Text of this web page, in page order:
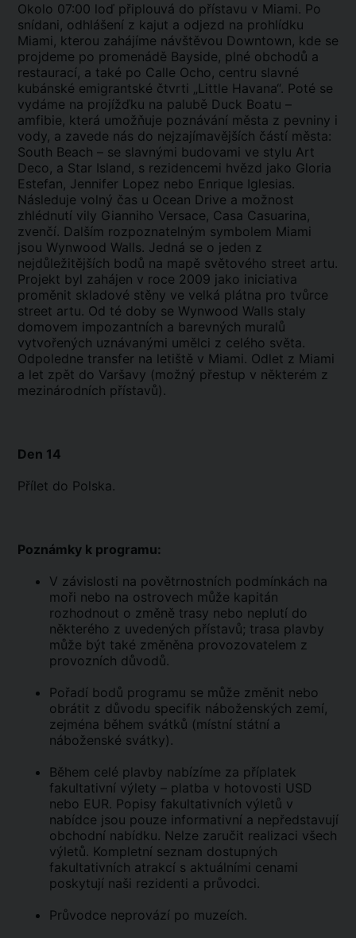
Okolo 07:00 loď připlouvá do přístavu v Miami. Po
snídani, odhlášení z kajut a odjezd na prohlídku
Miami, kterou zahájíme návštěvou Downtown, kde se
projdeme po promenádě Bayside, plné obchodů a
restaurací, a také po Calle Ocho, centru slavné
kubánské emigrantské čtvrti „Little Havana“. Poté se
vydáme na projížďku na palubě Duck Boatu –
amfibie, která umožňuje poznávání města z pevniny i
vody, a zavede nás do nejzajímavějších částí města:
South Beach – se slavnými budovami ve stylu Art
Deco, a Star Island, s rezidencemi hvězd jako Gloria
Estefan, Jennifer Lopez nebo Enrique Iglesias.
Následuje volný čas u Ocean Drive a možnost
zhlédnutí vily Gianniho Versace, Casa Casuarina,
zvenčí. Dalším rozpoznatelným symbolem Miami
jsou Wynwood Walls. Jedná se o jeden z
nejdůležitějších bodů na mapě světového street artu.
Projekt byl zahájen v roce 2009 jako iniciativa
proměnit skladové stěny ve velká plátna pro tvůrce
street artu. Od té doby se Wynwood Walls staly
domovem impozantních a barevných muralů
vytvořených uznávanými umělci z celého světa.
Odpoledne transfer na letiště v Miami. Odlet z Miami
a let zpět do Varšavy (možný přestup v některém z
mezinárodních přístavů).
Den 14
Přílet do Polska.
Poznámky k programu:
V závislosti na povětrnostních podmínkách na
moři nebo na ostrovech může kapitán
rozhodnout o změně trasy nebo neplutí do
některého z uvedených přístavů; trasa plavby
může být také změněna provozovatelem z
provozních důvodů.
Pořadí bodů programu se může změnit nebo
obrátit z důvodu specifik náboženských zemí,
zejména během svátků (místní státní a
náboženské svátky).
Během celé plavby nabízíme za příplatek
fakultativní výlety – platba v hotovosti USD
nebo EUR. Popisy fakultativních výletů v
nabídce jsou pouze informativní a nepředstavují
obchodní nabídku. Nelze zaručit realizaci všech
výletů. Kompletní seznam dostupných
fakultativních atrakcí s aktuálními cenami
poskytují naši rezidenti a průvodci.
Průvodce neprovází po muzeích.